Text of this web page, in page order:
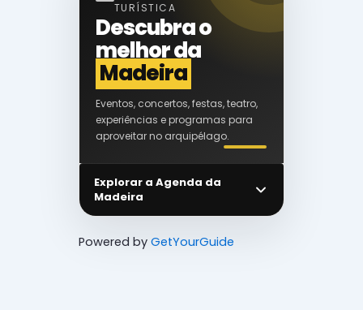
TURÍSTICA
Descubra o
melhor da
Madeira
Eventos, concertos, festas, teatro,
experiências e programas para
aproveitar no arquipélago.
Explorar a Agenda da
Madeira
Powered by GetYourGuide